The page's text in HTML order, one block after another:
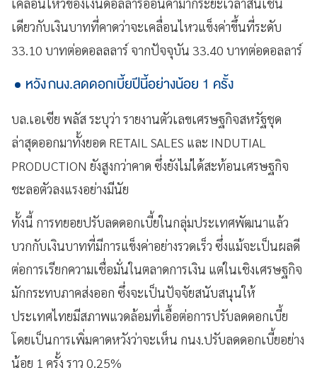
เดียวกับเงินบาทที่คาดว่าจะเคลื่อนไหวแข็งค่าขึ้นที่ระดับ
33.10 บาทต่อดอลลลาร์ จากปัจจุบัน 33.40 บาทต่อดอลลาร์
หวัง กนง.ลดดอกเบี้ยปีนี้อย่างน้อย 1 ครั้ง
บล.เอเซีย พลัส ระบุว่า รายงานตัวเลขเศรษฐกิจสหรัฐชุด
ล่าสุดออกมาทั้งยอด RETAIL SALES และ INDUTIAL
PRODUCTION ยังสูงกว่าคาด ซึ่งยังไม่ได้สะท้อนเศรษฐกิจ
ชะลอตัวลงแรงอย่างมีนัย
ทั้งนี้ การทยอยปรับลดดอกเบี้ยในกลุ่มประเทศพัฒนาแล้ว
บวกกับเงินบาทที่มีการแข็งค่าอย่างรวดเร็ว ซึ่งแม้จะเป็นผลดี
ต่อการเรียกความเชื่อมั่นในตลาดการเงิน แต่ในเชิงเศรษฐกิจ
มักกระทบภาคส่งออก ซึ่งจะเป็นปัจจัยสนับสนุนให้
ประเทศไทยมีสภาพแวดล้อมที่เอื้อต่อการปรับลดดอกเบี้ย
โดยเป็นการเพิ่มคาดหวังว่าจะเห็น กนง.ปรับลดดอกเบี้ยอย่าง
น้อย 1 ครั้ง ราว 0.25%